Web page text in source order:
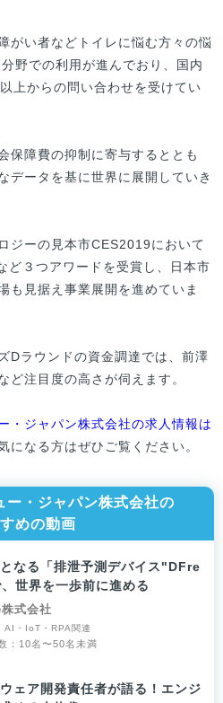
がい者などトイレに悩む方々の悩
野での利用が進んでおり、国内
上からの問い合わせを受けてい
保障費の抑制に寄与するととも
データを基に世界に展開していき
ジーの見本市CES2019において
３つアワードを受賞し、日本市
も見据え事業展開を進めていま
Dラウンドの資金調達では、前澤
ど注目度の高さが伺えます。
・ジャパン株式会社の求人情報は
になる方はぜひご覧ください。
ー・ジャパン株式会社の
めの動画
なる「排泄予測デバイス"DFre
世界を一歩前に進める
式会社
AI・IoT・RPA関連
：10名〜50名未満
ェア開発責任者が語る！エンジ